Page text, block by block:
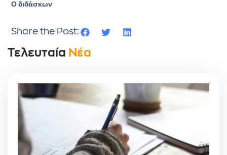
Ο διδάσκων
Share the Post:
Τελευταία Νέα